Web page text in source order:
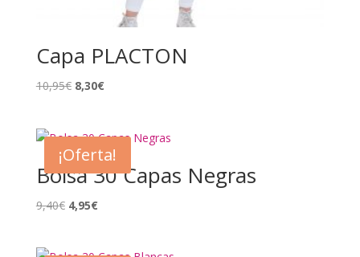
Capa PLACTON
10,95€ El
era:
10,95€.
8,30€El
es:
8,30€.
¡Oferta!
Bolsa 30 Capas Negras
9,40€ El
4,95€El